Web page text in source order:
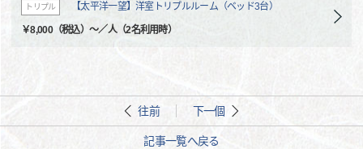
トリプル 【太平洋一望】洋室トリプルルーム（ベッド3台）
￥8,000（税込）～／人（2名利用時）
往前 下一個
記事一覧へ戻る